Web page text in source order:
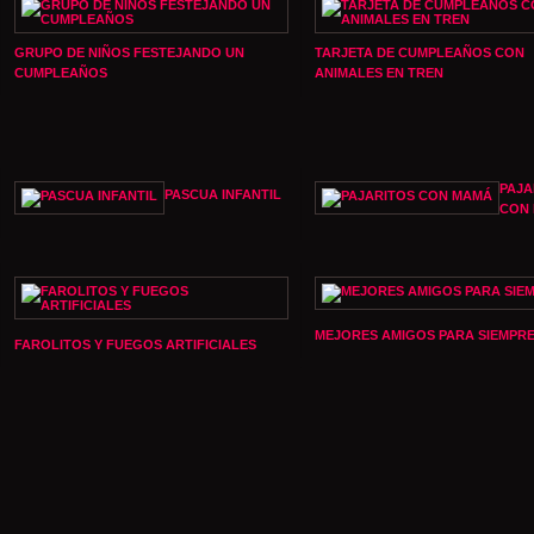
GRUPO DE NIÑOS FESTEJANDO UN
CUMPLEAÑOS
TARJETA DE CUMPLEAÑOS CON
ANIMALES EN TREN
PASCUA INFANTIL
CON
FAROLITOS Y FUEGOS ARTIFICIALES
MEJORES AMIGOS PARA SIEMPRE